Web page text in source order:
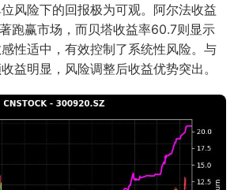
风险下的回报极为可观。阿尔法收益
跑赢市场，而贝塔收益率60.7则显示
性适中，有效控制了系统性风险。与
益明显，风险调整后收益优势突出。